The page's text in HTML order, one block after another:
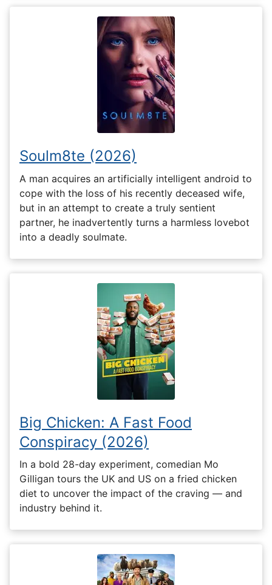
Soulm8te (2026)
A man acquires an artificially intelligent android to
cope with the loss of his recently deceased wife,
but in an attempt to create a truly sentient
partner, he inadvertently turns a harmless lovebot
into a deadly soulmate.
Big Chicken: A Fast Food
Conspiracy (2026)
In a bold 28-day experiment, comedian Mo
Gilligan tours the UK and US on a fried chicken
diet to uncover the impact of the craving — and
industry behind it.